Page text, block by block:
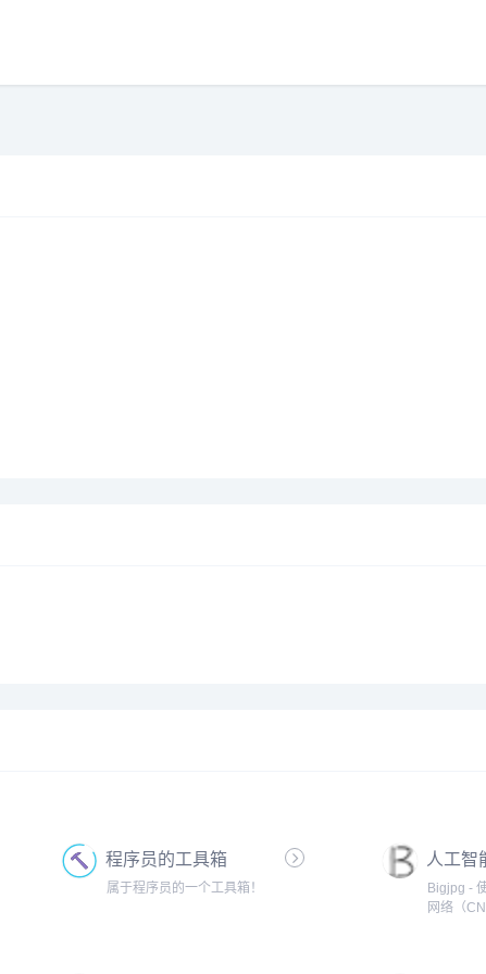
程序员的工具箱
属于程序员的一个工具箱！
人工智
Bigjpg -
网络（